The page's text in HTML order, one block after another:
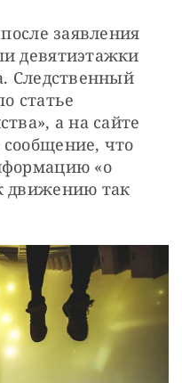
заявления
девятиэтажки
Следственный
статье
а на сайте
что
«о
движению так